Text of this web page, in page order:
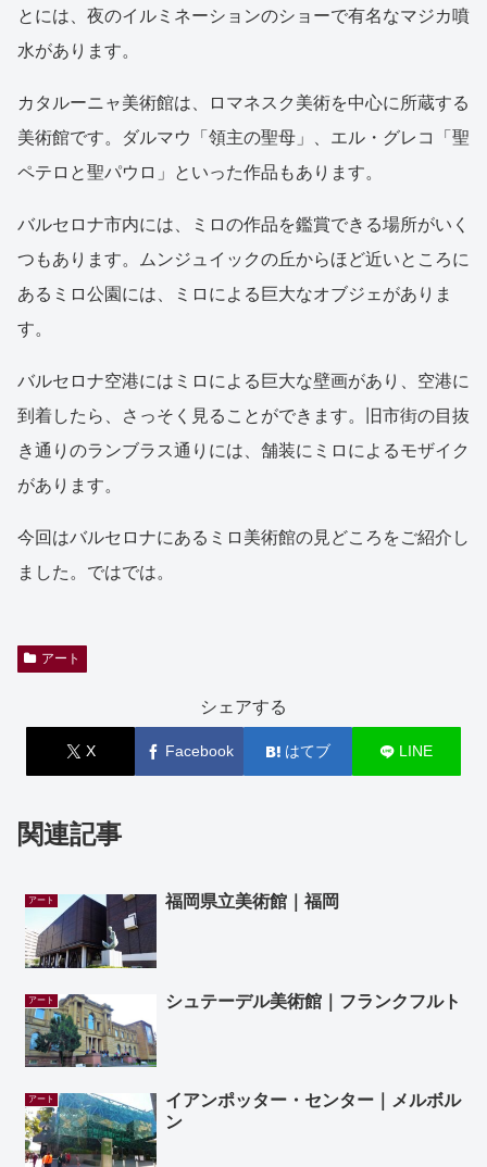
とには、夜のイルミネーションのショーで有名なマジカ噴
水があります。
カタルーニャ美術館は、ロマネスク美術を中心に所蔵する
美術館です。ダルマウ「領主の聖母」、エル・グレコ「聖
ペテロと聖パウロ」といった作品もあります。
バルセロナ市内には、ミロの作品を鑑賞できる場所がいく
つもあります。ムンジュイックの丘からほど近いところに
あるミロ公園には、ミロによる巨大なオブジェがありま
す。
バルセロナ空港にはミロによる巨大な壁画があり、空港に
到着したら、さっそく見ることができます。旧市街の目抜
き通りのランブラス通りには、舗装にミロによるモザイク
があります。
今回はバルセロナにあるミロ美術館の見どころをご紹介し
ました。ではでは。
アート
シェアする
X Facebook はてブ LINE
関連記事
アート 福岡県立美術館｜福岡
アート シュテーデル美術館｜フランクフルト
アート
イアンポッター・センター｜メルボル
ン